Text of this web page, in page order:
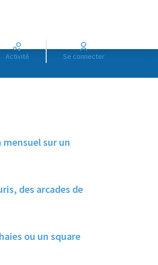
Activité Se connecter
sur un
des arcades de
ou un square